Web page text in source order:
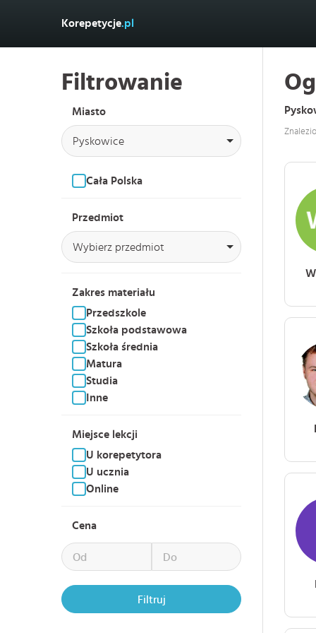
Korepetycje.pl
Filtrowanie
Miasto
Pyskowice
Cała Polska
Przedmiot
Wybierz przedmiot
Zakres materiału
Przedszkole
Szkoła podstawowa
Szkoła średnia
Matura
Studia
Inne
Miejsce lekcji
U korepetytora
U ucznia
Online
Cena
Filtruj